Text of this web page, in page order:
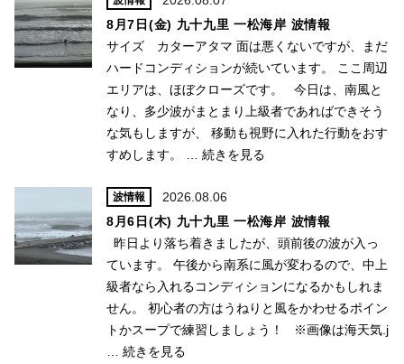
8月7日(金) 九十九里 一松海岸 波情報
サイズ カターアタマ 面は悪くないですが、まだ
ハードコンディションが続いています。 ここ周辺
エリアは、ほぼクローズです。 今日は、南風と
なり、多少波がまとまり上級者であればできそう
な気もしますが、 移動も視野に入れた行動をおす
すめします。 … 続きを見る
波情報
2026.08.06
8月6日(木) 九十九里 一松海岸 波情報
昨日より落ち着きましたが、頭前後の波が入っ
ています。 午後から南系に風が変わるので、中上
級者なら入れるコンディションになるかもしれま
せん。 初心者の方はうねりと風をかわせるポイン
トかスープで練習しましょう！ ※画像は海天気.j
続きを見る